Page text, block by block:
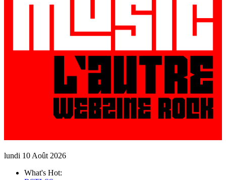
lundi 10 Août 2026
What's Hot: